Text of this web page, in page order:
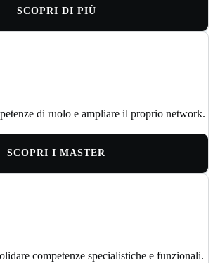
SCOPRI DI PIÙ
di ruolo e ampliare il proprio network.
SCOPRI I MASTER
competenze specialistiche e funzionali.